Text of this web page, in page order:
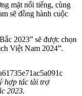
mặt nổi tiếng, cùng
sẽ đồng hành cuộc
2023” sẽ được chọn
Việt Nam 2024”.
hợp tác tài trợ
2023.